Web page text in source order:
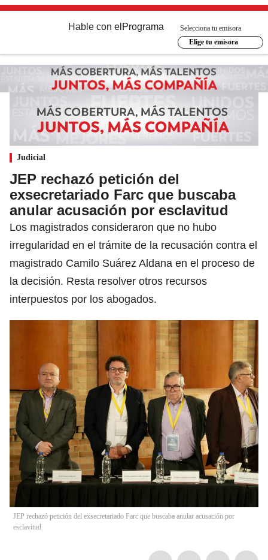
Hable con el Programa
Selecciona tu emisora
Elige tu emisora
Judicial
JEP rechazó petición del
exsecretariado Farc que buscaba
anular acusación por esclavitud
Los magistrados consideraron que no hubo
irregularidad en el trámite de la recusación contra el
magistrado Camilo Suárez Aldana en el proceso de
la decisión. Resta resolver otros recursos
interpuestos por los abogados.
JEP rechazó petición del exsecretariado Farc que buscaba anular acusación por
esclavitud